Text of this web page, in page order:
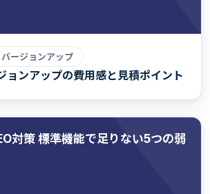
バージョンアップ
ョンアップの費用感と見積ポイント
対策 標準機能で足りない5つの弱